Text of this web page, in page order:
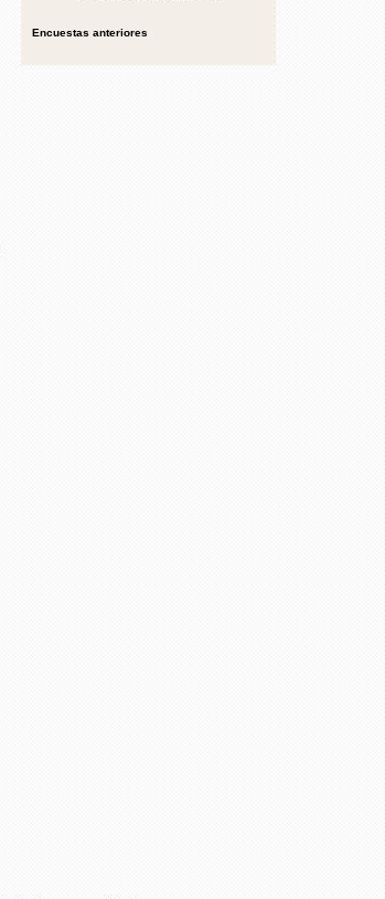
Encuestas anteriores